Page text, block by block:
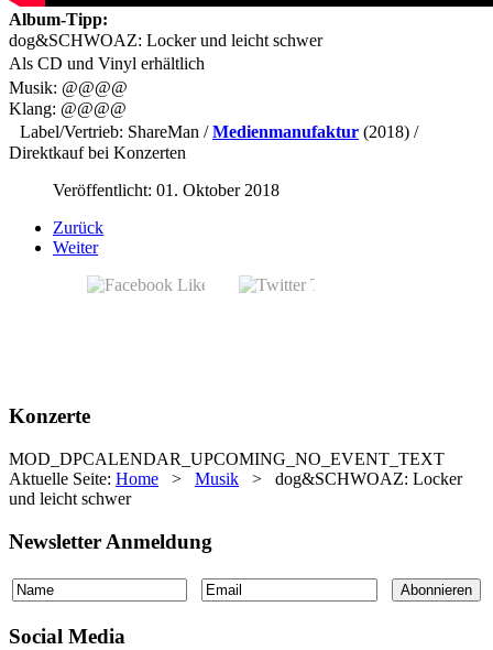
Album-Tipp:
dog&SCHWOAZ: Locker und leicht schwer
Als CD und Vinyl erhältlich
Musik: @@@@
Klang: @@@@
Label/Vertrieb: ShareMan /Medienmanufaktur (2018) /
Direktkauf bei Konzerten
Veröffentlicht: 01. Oktober 2018
Zurück
Weiter
Konzerte
MOD_DPCALENDAR_UPCOMING_NO_EVENT_TEXT
Aktuelle Seite: Home > Musik > dog&SCHWOAZ: Locker
und leicht schwer
Newsletter Anmeldung
Social Media